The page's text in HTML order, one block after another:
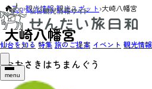
仙台を知る 特集 旅のご提案 イベント 観光情報
menu
Top›観光情報›観光スポット›大崎八幡宮
大崎八幡宮
おおさきはちまんぐう